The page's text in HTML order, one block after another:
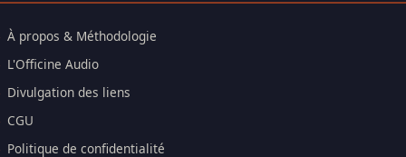
À propos & Méthodologie
L'Officine Audio
Divulgation des liens
CGU
Politique de confidentialité